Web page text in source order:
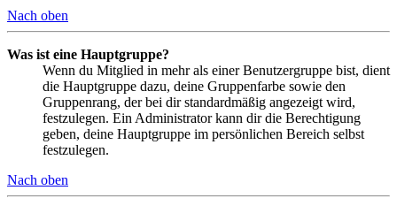
Nach oben
Was ist eine Hauptgruppe?
Wenn du Mitglied in mehr als einer Benutzergruppe bist, dient
die Hauptgruppe dazu, deine Gruppenfarbe sowie den
Gruppenrang, der bei dir standardmäßig angezeigt wird,
festzulegen. Ein Administrator kann dir die Berechtigung
geben, deine Hauptgruppe im persönlichen Bereich selbst
festzulegen.
Nach oben